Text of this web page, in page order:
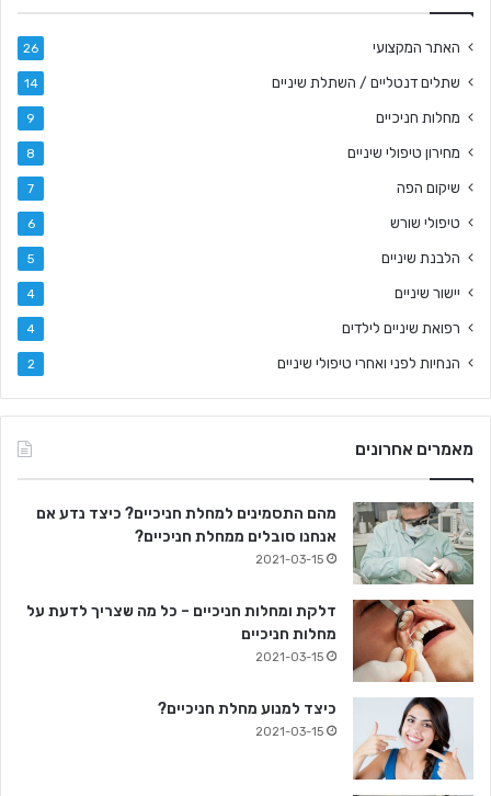
האתר המקצועי 26
שתלים דנטליים / השתלת שיניים 14
מחלות חניכיים 9
מחירון טיפולי שיניים 8
שיקום הפה 7
טיפולי שורש 6
הלבנת שיניים 5
יישור שיניים 4
רפואת שיניים לילדים 4
הנחיות לפני ואחרי טיפולי שיניים 2
מאמרים אחרונים
מהם התסמינים למחלת חניכיים? כיצד נדע אם
אנחנו סובלים ממחלת חניכיים?
2021-03-15
דלקת ומחלות חניכיים – כל מה שצריך לדעת על
מחלות חניכיים
2021-03-15
כיצד למנוע מחלת חניכיים?
2021-03-15